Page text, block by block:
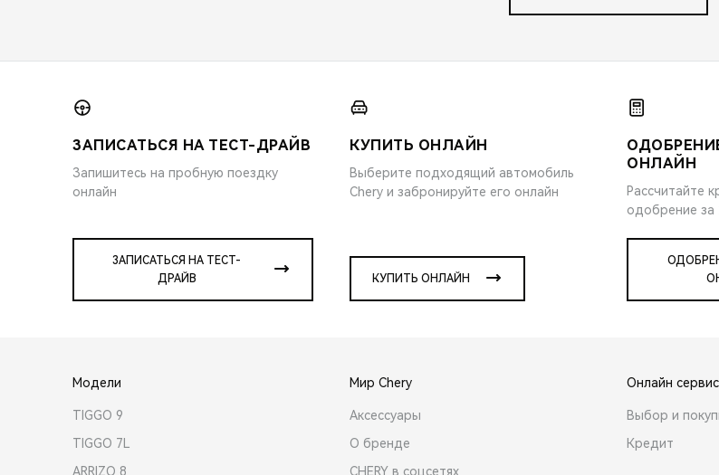
ЗАПИСАТЬСЯ НА ТЕСТ-ДРАЙВ
Запишитесь на пробную поездку
онлайн
ЗАПИСАТЬСЯ НА ТЕСТ-
ДРАЙВ
КУПИТЬ ОНЛАЙН
Выберите подходящий автомобиль
Chery и забронируйте его онлайн
КУПИТЬ ОНЛАЙН
ОНЛАЙН
Рассчитайте
одобрение за
Модели
TIGGO 9
TIGGO 7L
ARRIZO 8
Мир Chery
Аксессуары
О бренде
CHERY в соцсетях
Онлайн
Выбор и
Кредит